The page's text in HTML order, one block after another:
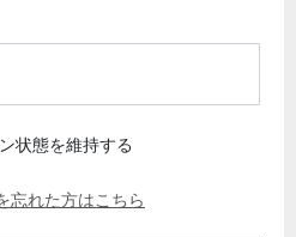
状態を維持する
忘れた方はこちら